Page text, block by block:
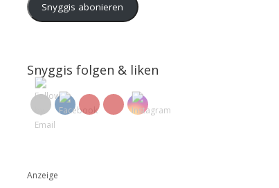
Snyggis abonieren
Snyggis folgen & liken
Anzeige